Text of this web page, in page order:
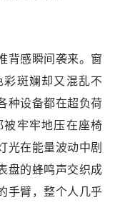
背感瞬间袭来。窗
斑斓却又混乱不
种设备都在超负荷
牢牢地压在座椅
光在能量波动中剧
盘的蜂鸣声交织成
手臂，整个人几乎